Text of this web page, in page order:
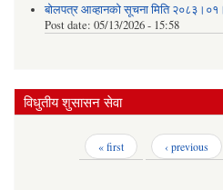
बोलपत्र आव्हानको सूचना मिति
Post date: 05/13/2026 - 15:58
विधुतीय शुसासन सेवा
« first ‹ previous